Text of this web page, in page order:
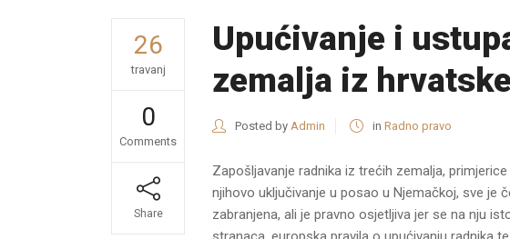
26
travanj
0
Comments
Share
Upućivanje i
zemalja iz
Posted by Admin in Radno pravo
Zapošljavanje radnika iz trećih zemalja,
njihovo uključivanje u posao u Njemačkoj, sve je
zabranjena, ali je pravno osjetljiva jer se na nju